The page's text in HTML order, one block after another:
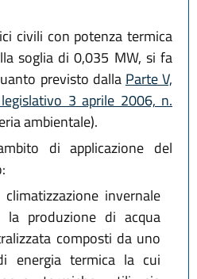
civili con potenza termica
soglia di 0,035 MW, si fa
previsto dalla Parte V,
3 aprile 2006, n.
ambientale).
di applicazione del
invernale
produzione di acqua
composti da uno
energia termica la cui